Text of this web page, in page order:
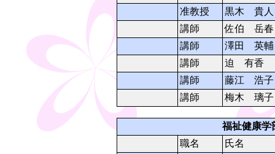
准教授
黒木 貴人
講師
佐伯 岳春
講師
澤田 英輔
講師
迫 有香
講師
藤江 浩子
講師
梅木 璃子
福祉健康学
職名
氏名